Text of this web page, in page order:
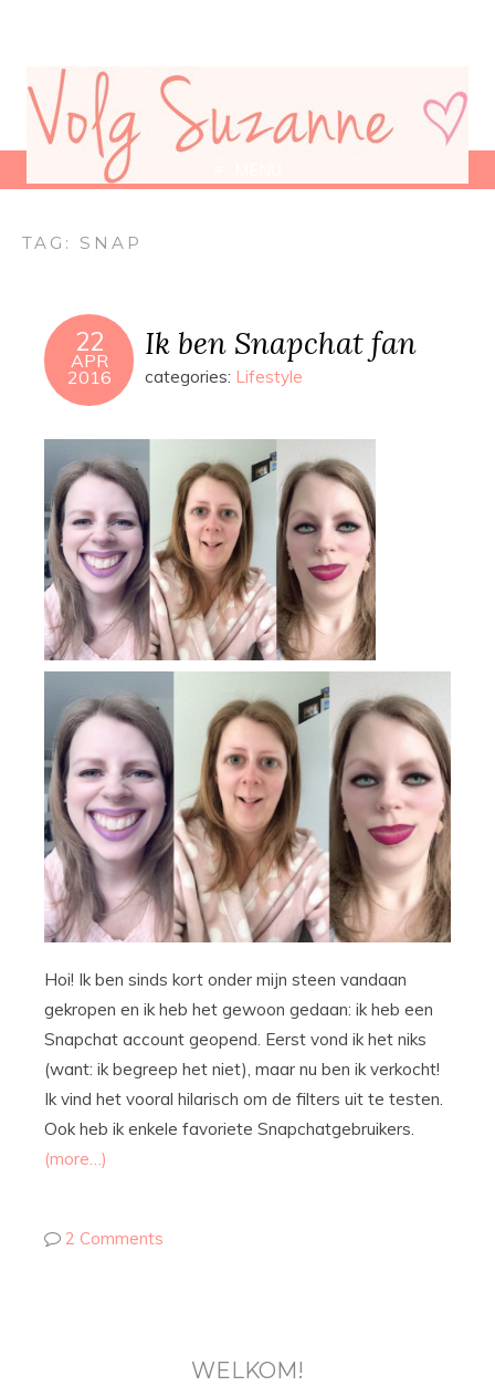
TAG: SNAP
22
APR
2016
Ik ben Snapchat fan
categories: Lifestyle
Hoi! Ik ben sinds kort onder mijn steen vandaan
gekropen en ik heb het gewoon gedaan: ik heb een
Snapchat account geopend. Eerst vond ik het niks
(want: ik begreep het niet), maar nu ben ik verkocht!
Ik vind het vooral hilarisch om de filters uit te testen.
Ook heb ik enkele favoriete Snapchatgebruikers.
(more…)
2 Comments
WELKOM!